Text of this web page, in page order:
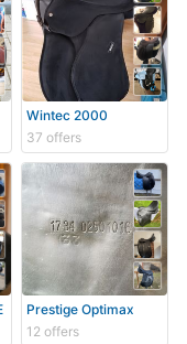
Wintec 2000
37 offers
Prestige Optimax
12 offers